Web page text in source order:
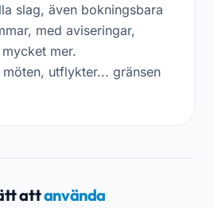
slag, även bokningsbara
med aviseringar,
mer.
utflykter... gränsen
attanvända